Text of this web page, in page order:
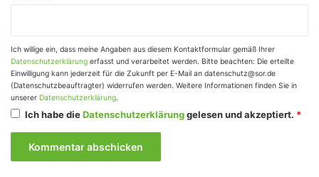
Ich willige ein, dass meine Angaben aus diesem Kontaktformular gemäß Ihrer
Datenschutzerklärung erfasst und verarbeitet werden. Bitte beachten: Die erteilte
Einwilligung kann jederzeit für die Zukunft per E-Mail an datenschutz@sor.de
(Datenschutzbeauftragter) widerrufen werden. Weitere Informationen finden Sie in
unserer Datenschutzerklärung.
Ich habe dieDatenschutzerklärunggelesen und akzeptiert. *